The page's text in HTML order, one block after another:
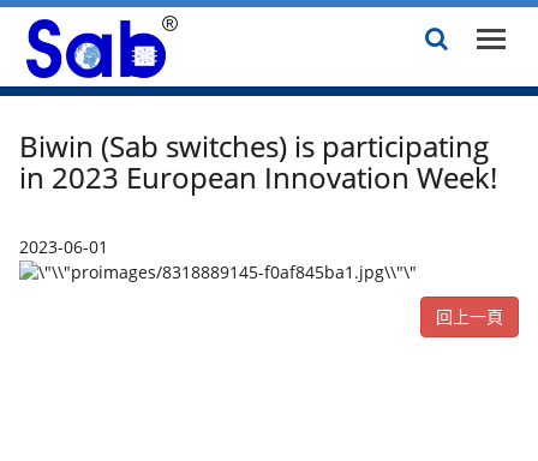
Biwin (Sab switches) is participating
in 2023 European Innovation Week!
2023-06-01
回上一頁